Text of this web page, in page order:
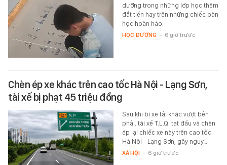
dưỡng trong những lớp học thêm
đắt tiền hay trên những chiếc bàn
học hoàn hảo.
HỌC ĐƯỜNG - 6 giờ trước
Chèn ép xe khác trên cao tốc Hà Nội - Lạng Sơn,
tài xế bị phạt 45 triệu đồng
Sau khi bị xe tải khác vượt bên
phải, tài xế T.L.Q. tạt đầu và chèn
ép lại chiếc xe này trên cao tốc
Hà Nội - Lạng Sơn, gây nguy…
XÃ HỘI - 6 giờ trước